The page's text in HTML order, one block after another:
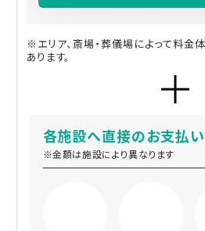
※エリア、斎場・葬儀場によって料金
あります。
各施設へ直接のお支払い
※金額は施設により異なります